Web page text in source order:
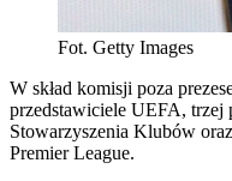
Fot. Getty Images
W skład komisji poza
przedstawiciele UEFA, trzej
Stowarzyszenia Klubów
Premier League.